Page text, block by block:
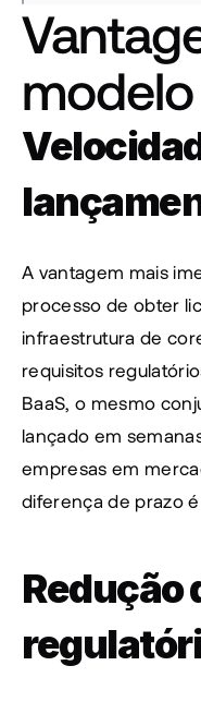
A vantagem mais
processo de obter
infraestrutura de
requisitos
BaaS, o mesmo
lançado em
empresas em
diferença de prazo
Redução